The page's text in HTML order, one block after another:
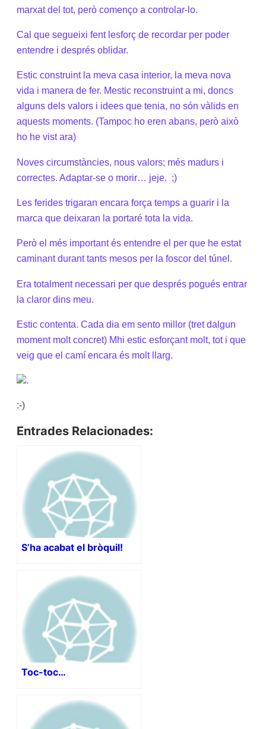
marxat del tot, però començo a controlar-lo.
Cal que segueixi fent lesforç de recordar per poder
entendre i després oblidar.
Estic construint la meva casa interior, la meva nova
vida i manera de fer. Mestic reconstruint a mi, doncs
alguns dels valors i idees que tenia, no són vàlids en
aquests moments. (Tampoc ho eren abans, però això
ho he vist ara)
Noves circumstàncies, nous valors; més madurs i
correctes. Adaptar-se o morir… jeje. ;)
Les ferides trigaran encara força temps a guarir i la
marca que deixaran la portaré tota la vida.
Però el més important és entendre el per que he estat
caminant durant tants mesos per la foscor del túnel.
Era totalment necessari per que després pogués entrar
la claror dins meu.
Estic contenta. Cada dia em sento millor (tret dalgun
moment molt concret) Mhi estic esforçant molt, tot i que
veig que el camí encara és molt llarg.
.
:-)
Entrades Relacionades:
S’ha acabat el bròquil!
Toc-toc…